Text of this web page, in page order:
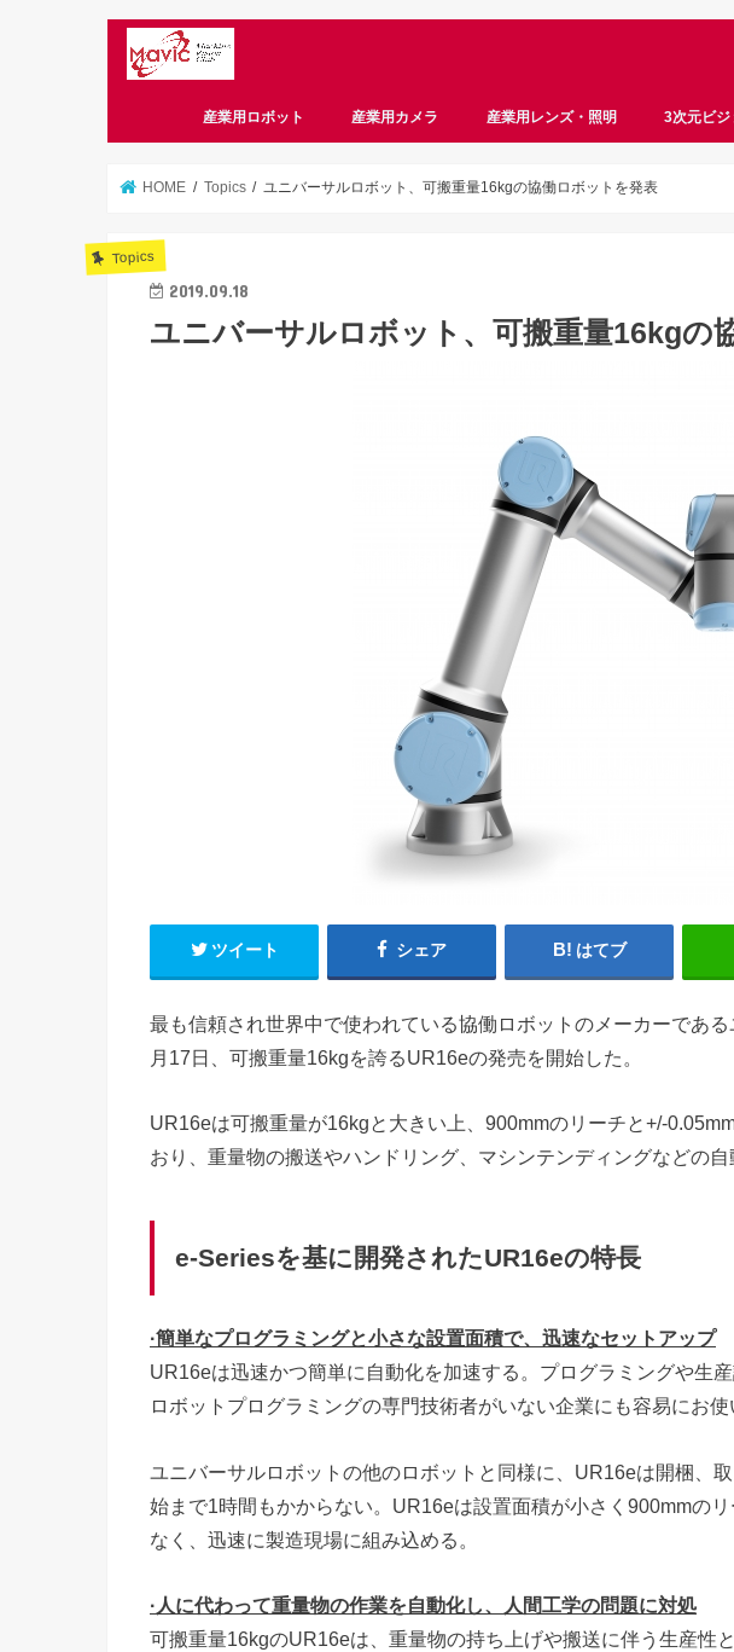
産業用ロボット 産業用カメラ 産業用レンズ・照明 3次元ビジ
HOME Topics ユニバーサルロボット、可搬重量16kgの協働ロボットを発表
Topics
2019.09.18
ユニバーサルロボット、可搬重量16kgの
ツイート シェア はてブ
最も信頼され世界中で使われている協働ロボットのメーカーであ
月17日、可搬重量16kgを誇るUR16eの発売を開始した。
UR16eは可搬重量が16kgと大きい上、900mmのリーチと+/-
おり、重量物の搬送やハンドリング、マシンテンディングなどの自
e-Seriesを基に開発されたUR16eの特長
·簡単なプログラミングと小さな設置面積で、迅速なセットアップ
UR16eは迅速かつ簡単に自動化を加速する。プログラミングや生
ロボットプログラミングの専門技術者がいない企業にも容易にお使
ユニバーサルロボットの他のロボットと同様に、UR16eは開梱、
始まで1時間もかからない。UR16eは設置面積が小さく900mmの
なく、迅速に製造現場に組み込める。
·人に代わって重量物の作業を自動化し、人間工学の問題に対処
可搬重量16kgのUR16eは、重量物の持ち上げや搬送に伴う生産性